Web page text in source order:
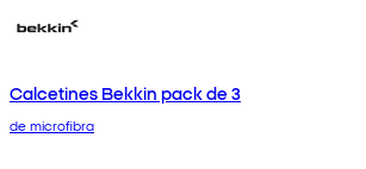
Calcetines Bekkin pack de 3
de microfibra